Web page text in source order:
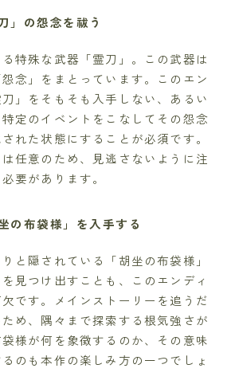
」の怨念を祓う
特殊な武器「霊刀」。この武器は
念」をまとっています。このエン
」をそもそも入手しない、あるい
定のイベントをこなしてその怨念
れた状態にすることが必須です。
任意のため、見逃さないように注
要があります。
の布袋様」を入手する
と隠されている「胡坐の布袋様」
見つけ出すことも、このエンディ
です。メインストーリーを追うだ
め、隅々まで探索する根気強さが
様が何を象徴するのか、その意味
のも本作の楽しみ方の一つでしょ